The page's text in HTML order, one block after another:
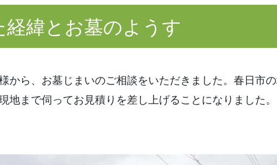
緯とお墓のようす
から、お墓じまいのご相談をいただきました。春日市
地まで伺ってお見積りを差し上げることになりました。